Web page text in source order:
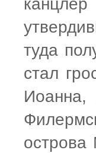
туда
стал